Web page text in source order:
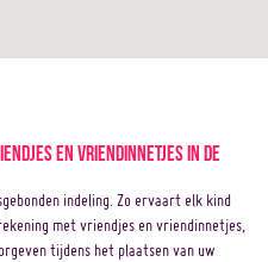
en vriendinnetjes in de
indeling. Zo ervaart elk kind
met vriendjes en vriendinnetjes,
tijdens het plaatsen van uw